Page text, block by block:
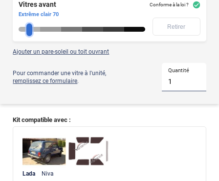
Vitres avant Conforme à la loi ?
Extrême clair 70
Retirer
Ajouter un pare-soleil ou toit ouvrant
Pour commander une vitre à l'unité,
remplissez ce formulaire.
Quantité
Kit compatible avec :
Lada
Niva
notre
liste
?
Alors
optez
le
à
la